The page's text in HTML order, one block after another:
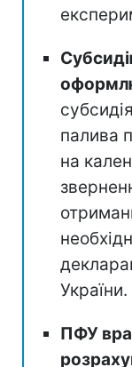
палива
на
України.
ПФУ